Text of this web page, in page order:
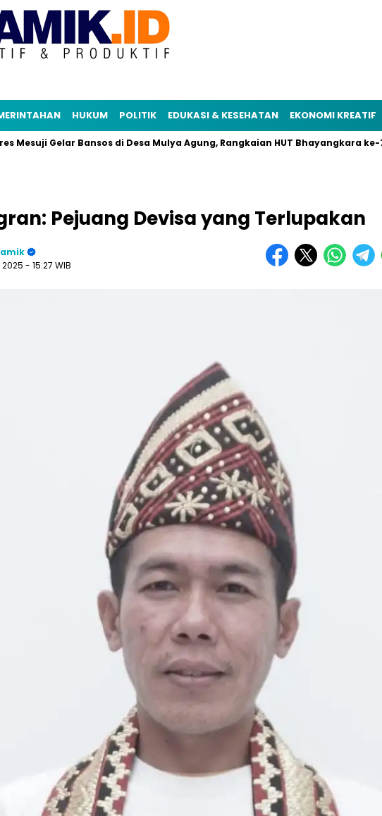
HUKUM POLITIK EDUKASI & KESEHATAN EKONOMI KREATIF
Gelar Bansos di Desa Mulya Agung, Rangkaian HUT Bhayangkara ke-78
Pejuang Devisa yang Terlupakan
2025 - 15:27 WIB